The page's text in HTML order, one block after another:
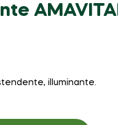
illuminante.